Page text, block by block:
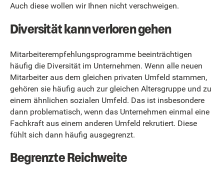
Auch diese wollen wir Ihnen nicht verschweigen.
Diversität kann verloren gehen
Mitarbeiterempfehlungsprogramme beeinträchtigen
häufig die Diversität im Unternehmen. Wenn alle neuen
Mitarbeiter aus dem gleichen privaten Umfeld stammen,
gehören sie häufig auch zur gleichen Altersgruppe und zu
einem ähnlichen sozialen Umfeld. Das ist insbesondere
dann problematisch, wenn das Unternehmen einmal eine
Fachkraft aus einem anderen Umfeld rekrutiert. Diese
fühlt sich dann häufig ausgegrenzt.
Begrenzte Reichweite